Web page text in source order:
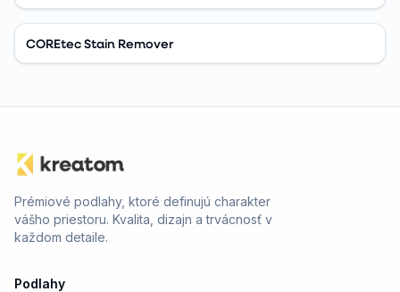
COREtec Stain Remover
Prémiové podlahy, ktoré definujú charakter
vášho priestoru. Kvalita, dizajn a trvácnosť v
každom detaile.
Podlahy